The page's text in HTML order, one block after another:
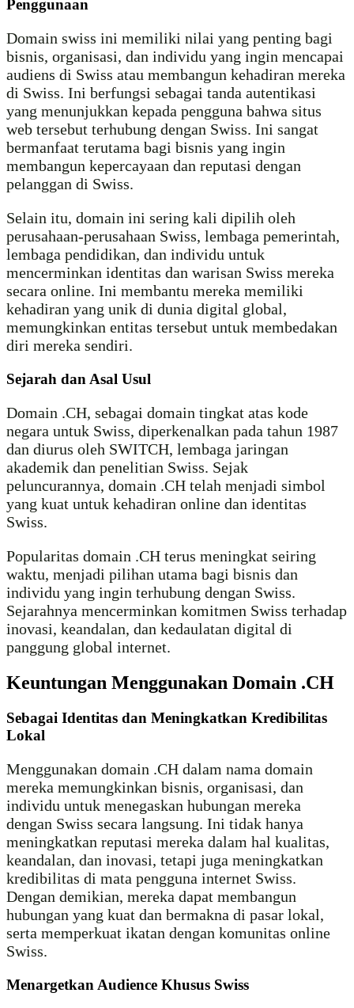
Penggunaan
Domain swiss ini memiliki nilai yang penting bagi
bisnis, organisasi, dan individu yang ingin mencapai
audiens di Swiss atau membangun kehadiran mereka
di Swiss. Ini berfungsi sebagai tanda autentikasi
yang menunjukkan kepada pengguna bahwa situs
web tersebut terhubung dengan Swiss. Ini sangat
bermanfaat terutama bagi bisnis yang ingin
membangun kepercayaan dan reputasi dengan
pelanggan di Swiss.
Selain itu, domain ini sering kali dipilih oleh
perusahaan-perusahaan Swiss, lembaga pemerintah,
lembaga pendidikan, dan individu untuk
mencerminkan identitas dan warisan Swiss mereka
secara online. Ini membantu mereka memiliki
kehadiran yang unik di dunia digital global,
memungkinkan entitas tersebut untuk membedakan
diri mereka sendiri.
Sejarah dan Asal Usul
Domain .CH, sebagai domain tingkat atas kode
negara untuk Swiss, diperkenalkan pada tahun 1987
dan diurus oleh SWITCH, lembaga jaringan
akademik dan penelitian Swiss. Sejak
peluncurannya, domain .CH telah menjadi simbol
yang kuat untuk kehadiran online dan identitas
Swiss.
Popularitas domain .CH terus meningkat seiring
waktu, menjadi pilihan utama bagi bisnis dan
individu yang ingin terhubung dengan Swiss.
Sejarahnya mencerminkan komitmen Swiss terhadap
inovasi, keandalan, dan kedaulatan digital di
panggung global internet.
Keuntungan Menggunakan Domain .CH
Sebagai Identitas dan Meningkatkan Kredibilitas
Lokal
Menggunakan domain .CH dalam nama domain
mereka memungkinkan bisnis, organisasi, dan
individu untuk menegaskan hubungan mereka
dengan Swiss secara langsung. Ini tidak hanya
meningkatkan reputasi mereka dalam hal kualitas,
keandalan, dan inovasi, tetapi juga meningkatkan
kredibilitas di mata pengguna internet Swiss.
Dengan demikian, mereka dapat membangun
hubungan yang kuat dan bermakna di pasar lokal,
serta memperkuat ikatan dengan komunitas online
Swiss.
Menargetkan Audience Khusus Swiss